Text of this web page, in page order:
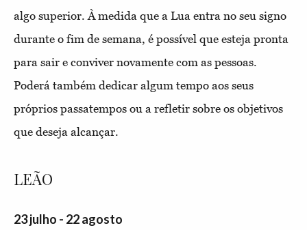
algo superior. À medida que a Lua entra no seu signo
durante o fim de semana, é possível que esteja pronta
para sair e conviver novamente com as pessoas.
Poderá também dedicar algum tempo aos seus
próprios passatempos ou a refletir sobre os objetivos
que deseja alcançar.
LEÃO
23 julho - 22 agosto